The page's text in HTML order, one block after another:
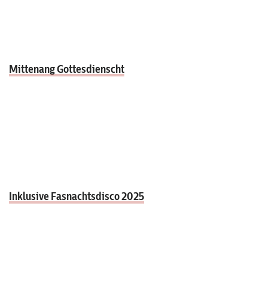
Mittenang Gottesdienscht
Inklusive Fasnachtsdisco 2025